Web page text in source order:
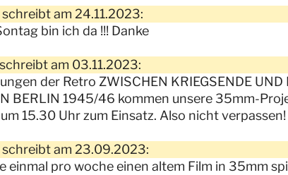
am 24.11.2023:
bin ich da !!! Danke
am 03.11.2023:
der Retro ZWISCHEN KRIEGSENDE UND
BERLIN 1945/46 kommen unsere 35mm-
15.30 Uhr zum Einsatz. Also nicht verpassen!
am 23.09.2023:
einmal pro woche einen altem Film in 35mm